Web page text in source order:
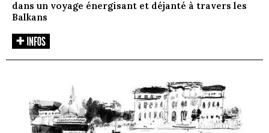
dans un voyage énergisant et déjanté à travers les
Balkans